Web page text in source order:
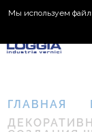
ГЛАВНАЯ
Мы используем